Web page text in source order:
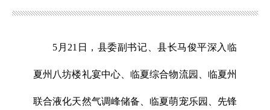
5月21日，县委副书记、县长马俊平深入临
夏州八坊楼礼宴中心、临夏综合物流园、临夏州
联合液化天然气调峰储备、临夏萌宠乐园、先锋